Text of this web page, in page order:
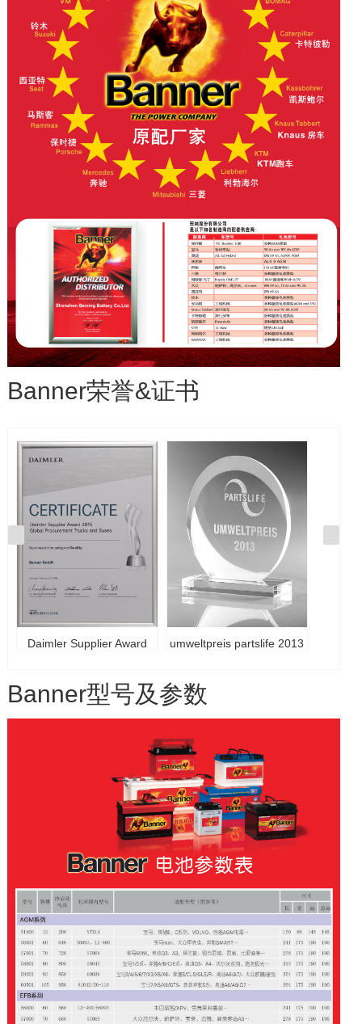
Banner荣誉&证书
Daimler Supplier Award umweltpreis partslife 2013
GTÜ Seal of Approval 2016 GTÜ Seal of Approval 2016
Banner型号及参数